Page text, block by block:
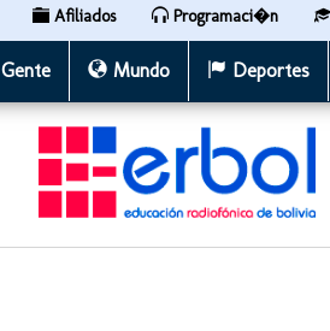
Afiliados Programaci�n
Gente Mundo Deportes